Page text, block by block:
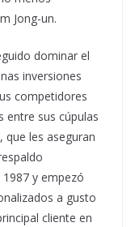
Jong-un.
dominar el
inversiones
competidores
entre sus cúpulas
que les aseguran
y empezó
a gusto
cliente en